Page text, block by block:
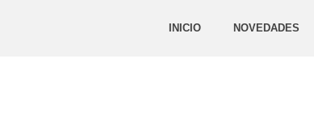
INICIO NOVEDADES